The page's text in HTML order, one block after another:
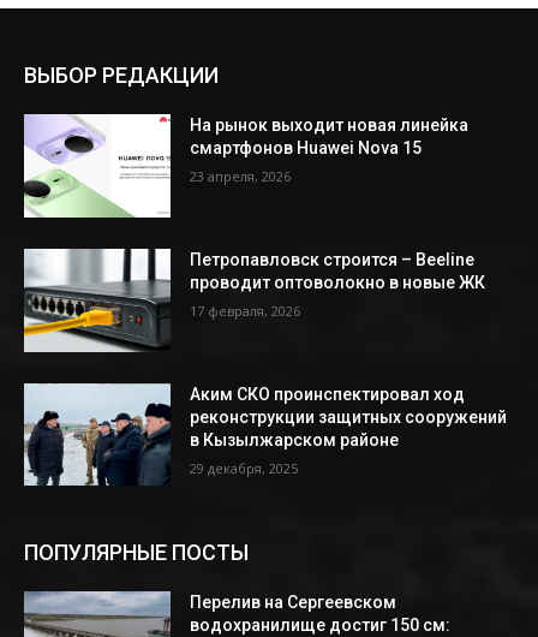
ВЫБОР РЕДАКЦИИ
На рынок выходит новая линейка
смартфонов Huawei Nova 15
23 апреля, 2026
Петропавловск строится – Beeline
проводит оптоволокно в новые ЖК
17 февраля, 2026
Аким СКО проинспектировал ход
реконструкции защитных сооружений
в Кызылжарском районе
29 декабря, 2025
ПОПУЛЯРНЫЕ ПОСТЫ
Перелив на Сергеевском
водохранилище достиг 150 см: